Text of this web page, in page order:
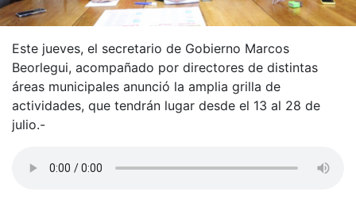
Este jueves, el secretario de Gobierno Marcos
Beorlegui, acompañado por directores de distintas
áreas municipales anunció la amplia grilla de
actividades, que tendrán lugar desde el 13 al 28 de
julio.-